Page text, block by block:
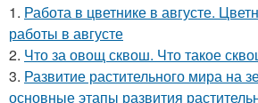
1. Работа в цветнике в августе.
работы в августе
2. Что за овощ сквош. Что такое
3. Развитие растительного мира на
основные этапы развития